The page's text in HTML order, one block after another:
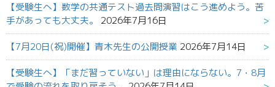
【受験生へ】数学の共通テスト過去問演習はこう進めよう。苦
手があっても大丈夫。
2026年7月16日
【7月20日(祝)開催】青木先生の公開授業 2026年7月14日
【受験生へ】「まだ習っていない」は理由にならない。7・8月